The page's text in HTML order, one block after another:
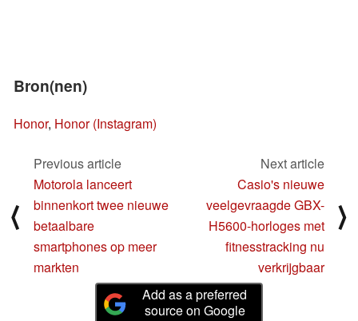
Bron(nen)
Honor, Honor (Instagram)
⟨
Previous article
Motorola lanceert
binnenkort twee nieuwe
betaalbare
smartphones op meer
markten
Next article
Casio's nieuwe
veelgevraagde GBX-
H5600-horloges met
fitnesstracking nu
verkrijgbaar
⟩
Add as a preferred
source on Google